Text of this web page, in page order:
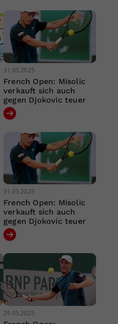
31.05.2025
French Open: Misolic
verkauft sich auch
gegen Djokovic teuer
31.05.2025
French Open: Misolic
verkauft sich auch
gegen Djokovic teuer
29.05.2025